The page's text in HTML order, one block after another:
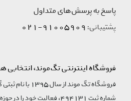
پاسخ به پرسش‌های متداول
پشتیبانی:91005909-021
فروشگاه اینترنتی تگ‌موند، انتخابی
فروشگاه تگ موند از سال
شماره ثبت 494131، فعالیت خود